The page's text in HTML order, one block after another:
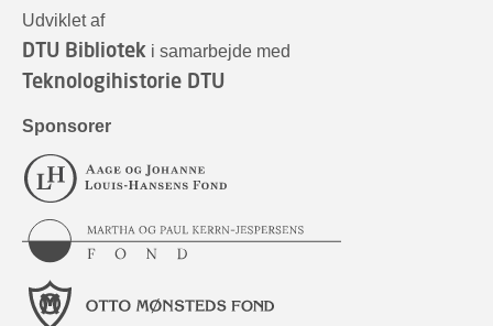
Udviklet af
DTU Bibliotek i samarbejde med
Teknologihistorie DTU
Sponsorer